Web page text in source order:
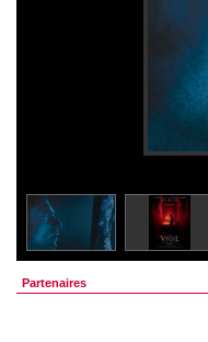
Partenaires